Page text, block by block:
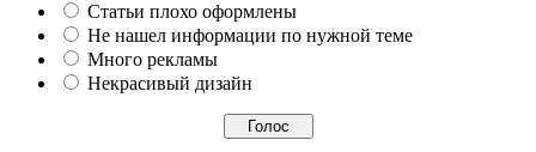
Статьи плохо оформлены
Не нашел информации по нужной теме
Много рекламы
Некрасивый дизайн